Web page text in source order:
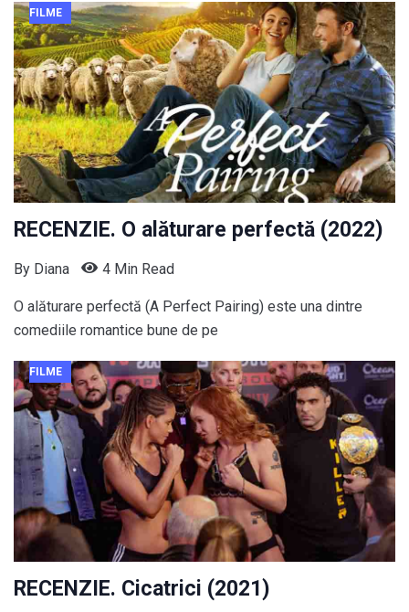
FILME
RECENZIE. O alăturare perfectă (2022)
By Diana 4 Min Read
O alăturare perfectă (A Perfect Pairing) este una dintre
comediile romantice bune de pe
FILME
RECENZIE. Cicatrici (2021)